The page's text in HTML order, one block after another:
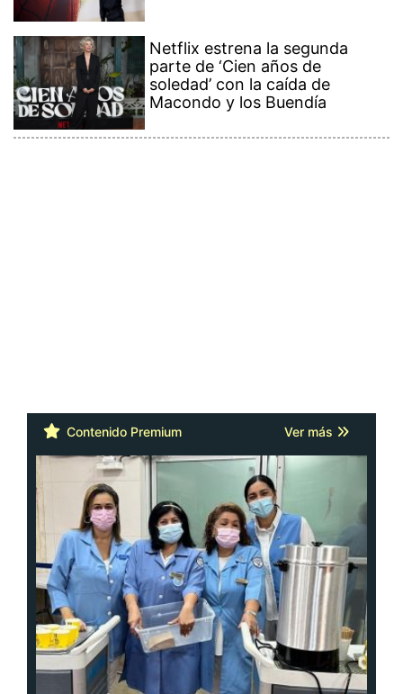
Netflix estrena la segunda
parte de ‘Cien años de
soledad’ con la caída de
Macondo y los Buendía
Contenido Premium Ver más